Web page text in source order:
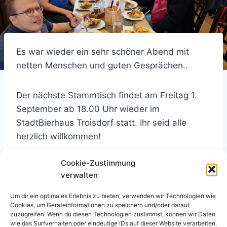
Cookie-Zustimmung
verwalten
Um dir ein optimales Erlebnis zu bieten, verwenden wir Technologien wie
Cookies, um Geräteinformationen zu speichern und/oder darauf
zuzugreifen. Wenn du diesen Technologien zustimmst, können wir Daten
wie das Surfverhalten oder eindeutige IDs auf dieser Website verarbeiten.
Es war wieder ein sehr schöner Abend mit
netten Menschen und guten Gesprächen..
Der nächste Stammtisch findet am Freitag 1.
September ab 18.00 Uhr wieder im
StadtBierhaus Troisdorf statt. Ihr seid alle
herzlich willkommen!
Schlagworte:
Spina bifida Treffen #Troisdorf
Beitragsnavigation
ZURÜCK WEITER